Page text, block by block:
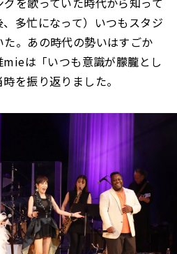
多忙になって）いつもスタジ
。あの時代の勢いはすごか
は「いつも意識が朦朧とし
を振り返りました。